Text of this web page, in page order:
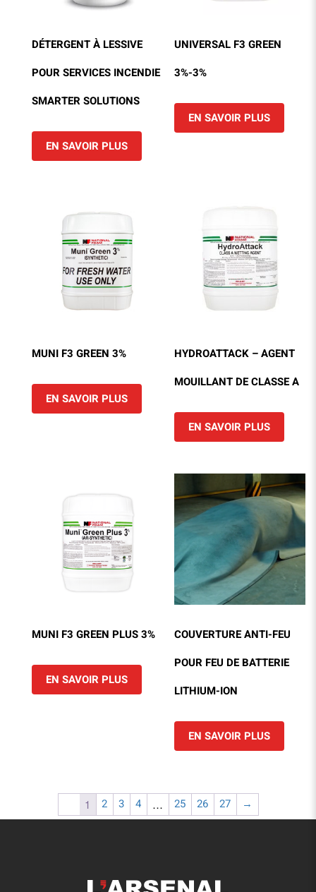
DÉTERGENT À LESSIVE
POUR SERVICES INCENDIE
SMARTER SOLUTIONS
EN SAVOIR PLUS
UNIVERSAL F3 GREEN
3%-3%
EN SAVOIR PLUS
MUNI F3 GREEN 3%
EN SAVOIR PLUS
HYDROATTACK – AGENT
MOUILLANT DE CLASSE A
EN SAVOIR PLUS
MUNI F3 GREEN PLUS 3%
EN SAVOIR PLUS
COUVERTURE ANTI-FEU
POUR FEU DE BATTERIE
LITHIUM-ION
EN SAVOIR PLUS
1 2 3 4 … 25 26 27 →